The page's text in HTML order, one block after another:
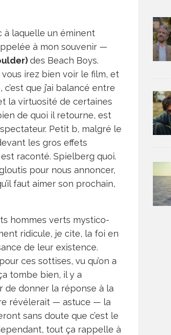
à laquelle un éminent
à mon souvenir —
des Beach Boys.
vous irez bien voir le film, et
que j’ai balancé entre
la virtuosité de certaines
de quoi il retourne, est
Petit b, malgré le
les gros effets
raconté. Spielberg quoi.
pour nous annoncer,
faut aimer son prochain,
hommes verts mystico-
ridicule, je cite, la foi en
de leur existence.
ces sottises, vu qu’on a
tombe bien, il y a
de donner la réponse à la
révélerait — astuce — la
sans doute que c’est le
tout ça rappelle à